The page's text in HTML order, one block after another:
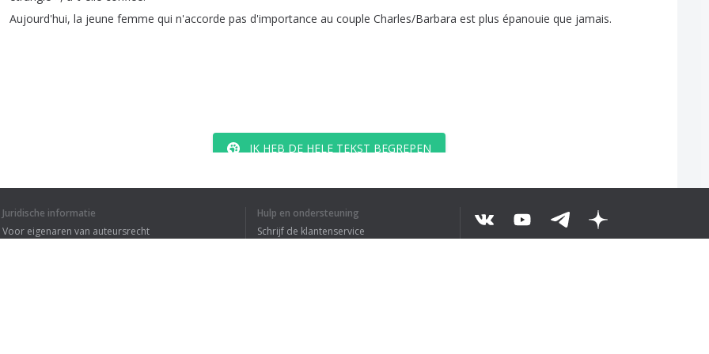
Aujourd'hui, la jeune femme qui n'accorde pas d'importance au couple Charles/Barbara est plus épanouie que jamais.
IK HEB DE HELE TEKST BEGREPEN
Juridische informatie
Voor eigenaren van auteursrecht
Hulp en ondersteuning
Schrijf de klantenservice